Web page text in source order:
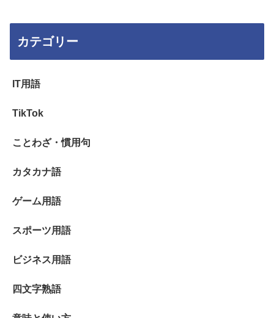
カテゴリー
IT用語
TikTok
ことわざ・慣用句
カタカナ語
ゲーム用語
スポーツ用語
ビジネス用語
四文字熟語